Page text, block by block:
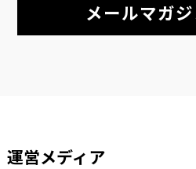
メールマガ
運営メディア